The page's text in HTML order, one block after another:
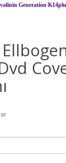
Generation